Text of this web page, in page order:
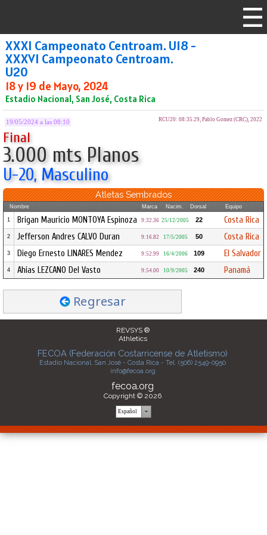
XXXI Campeonato Centroam. U18 -
XXXVI Campeonato Centroam.
U20
18 y 19 de Mayo, 2024
Estadio Nacional, San José, Costa Rica
19/05/2024 a las 08:10 RCU20: 08:35.29, Pablo Gomez (CRC), 2022
Final
3.000 mts Planos
U-20, Masculino
Atletas Sembrados
Nombre Marca Nacim. Dorsal Equipo
1 Brigan Mauricio MONTOYA Espinoza 9:32.36 25/12/2005 22 Costa Rica
2 Jefferson Andres CALVO Duran 9:16.82 17/5/2005 50 Costa Rica
3 Diego Ernesto LINARES Mendez 9:52.99 16/4/2006 109 El Salvador
4 Ahias LEZCANO Del Vasto 9:54.00 10/9/2005 240 Panamá
Regresar
REVSYS ®
Athletics
FECOA (Federación Costarricense de Atletismo)
Estadio Nacional, San José - Costa Rica - Tel. (506) 2549-0950
info@fecoa.org
fecoa.org
Copyright © 2026